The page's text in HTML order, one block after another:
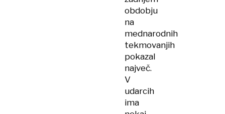
obdobju
na
mednarodnih
tekmovanjih
pokazal
največ.
V
udarcih
ima